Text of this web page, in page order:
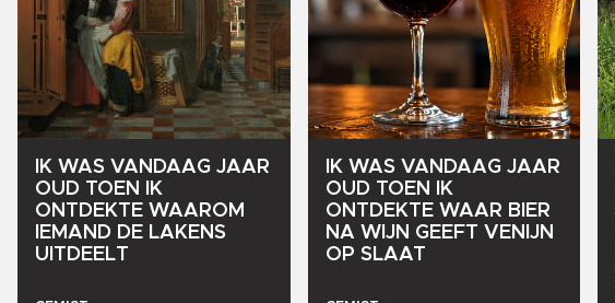
IK WAS VANDAAG JAAR
OUD TOEN
IK
ONTDEKTE WAAROM
IEMAND DE LAKENS
UITDEELT
IK WAS VANDAAG JAAR
OUD TOEN
IK
ONTDEKTE WAAR BIER
NA WIJN GEEFT VENIJN
OP SLAAT